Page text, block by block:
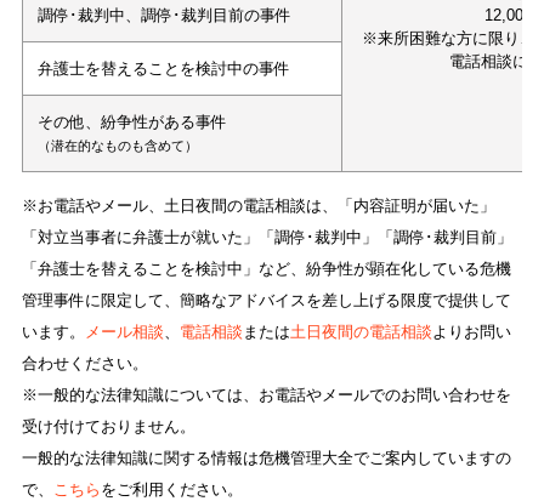
12,000
※来所困難な方に限り、
電話相談に
調停･裁判中、調停･裁判目前の事件
弁護士を替えることを検討中の事件
その他、紛争性がある事件
（潜在的なものも含めて）
※お電話やメール、土日夜間の電話相談は、「内容証明が届いた」
「対立当事者に弁護士が就いた」「調停･裁判中」「調停･裁判目前」
「弁護士を替えることを検討中」など、紛争性が顕在化している危機
管理事件に限定して、簡略なアドバイスを差し上げる限度で提供して
います。
メール相談、 電話相談 または土日夜間の電話相談よりお問い
合わせください。
※一般的な法律知識については、お電話やメールでのお問い合わせを
受け付けておりません。
一般的な法律知識に関する情報は危機管理大全でご案内していますの
で、 こちら をご利用ください。